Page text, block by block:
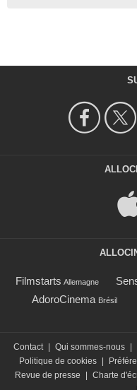
Filmstarts Allemagne
AdoroCinema Brésil
Contact Qui sommes-nous
Politique de cookies
Revue de presse
Charte